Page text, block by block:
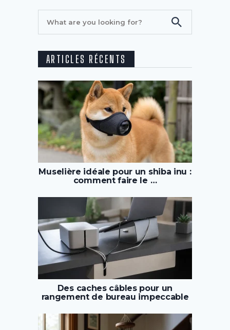
ARTICLES RÉCENTS
Muselière idéale pour un shiba inu :
comment faire le …
Des caches câbles pour un
rangement de bureau impeccable